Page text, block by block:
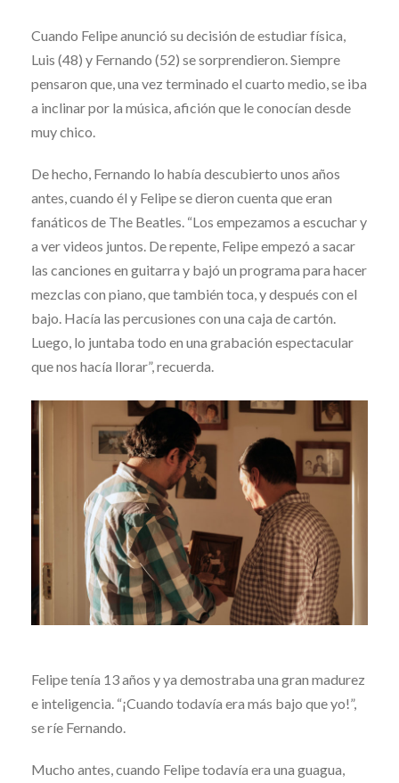
Cuando Felipe anunció su decisión de estudiar física,
Luis (48) y Fernando (52) se sorprendieron. Siempre
pensaron que, una vez terminado el cuarto medio, se iba
a inclinar por la música, afición que le conocían desde
muy chico.
De hecho, Fernando lo había descubierto unos años
antes, cuando él y Felipe se dieron cuenta que eran
fanáticos de The Beatles. “Los empezamos a escuchar y
a ver videos juntos. De repente, Felipe empezó a sacar
las canciones en guitarra y bajó un programa para hacer
mezclas con piano, que también toca, y después con el
bajo. Hacía las percusiones con una caja de cartón.
Luego, lo juntaba todo en una grabación espectacular
que nos hacía llorar”, recuerda.
Felipe tenía 13 años y ya demostraba una gran madurez
e inteligencia. “¡Cuando todavía era más bajo que yo!”,
se ríe Fernando.
Mucho antes, cuando Felipe todavía era una guagua,